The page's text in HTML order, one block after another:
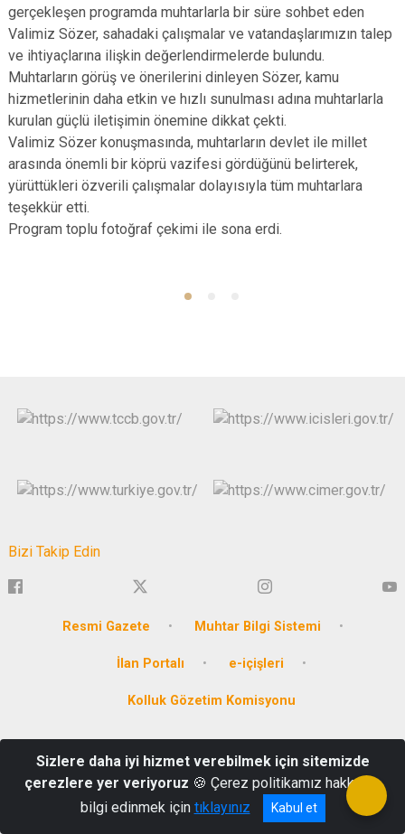
gerçekleşen programda muhtarlarla bir süre sohbet eden
Valimiz Sözer, sahadaki çalışmalar ve vatandaşlarımızın talep
ve ihtiyaçlarına ilişkin değerlendirmelerde bulundu.
Muhtarların görüş ve önerilerini dinleyen Sözer, kamu
hizmetlerinin daha etkin ve hızlı sunulması adına muhtarlarla
kurulan güçlü iletişimin önemine dikkat çekti.
Valimiz Sözer konuşmasında, muhtarların devlet ile millet
arasında önemli bir köprü vazifesi gördüğünü belirterek,
yürüttükleri özverili çalışmalar dolayısıyla tüm muhtarlara
teşekkür etti.
Program toplu fotoğraf çekimi ile sona erdi.
Bizi Takip Edin
Resmi Gazete Muhtar Bilgi Sistemi
İlan Portalı e-içişleri
Kolluk Gözetim Komisyonu
icisleribakanligi@hs01.kep.tr
Tel: 0 228 212 10 24-212 10 55 Faks : 0 228 212 20 58
Sizlere daha iyi hizmet verebilmek için sitemizde
çerezlere yer veriyoruz 🍪 Çerez politikamız hakkında
bilgi edinmek için tıklayınız Kabul et